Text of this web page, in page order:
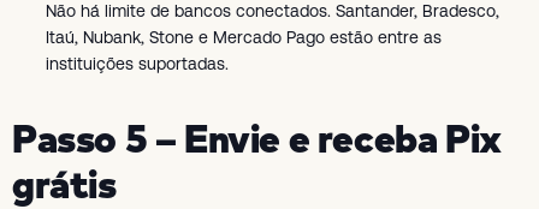
Não há limite de bancos conectados. Santander, Bradesco,
Itaú, Nubank, Stone e Mercado Pago estão entre as
instituições suportadas.
Passo 5 – Envie e receba Pix
grátis